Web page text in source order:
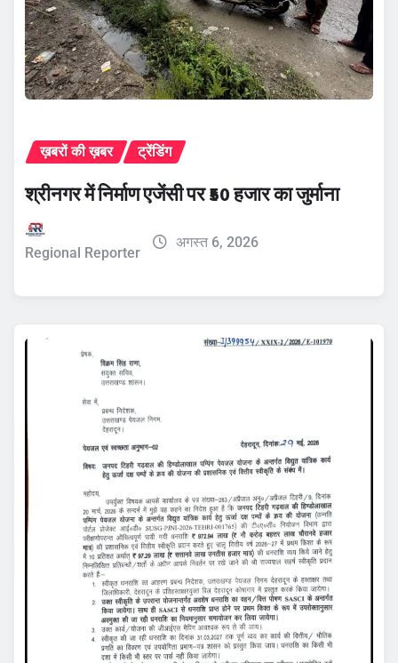
ख़बरों की ख़बर ट्रेंडिंग
श्रीनगर में निर्माण एजेंसी पर ₹50 हजार का जुर्माना
Regional Reporter
अगस्त 6, 2026